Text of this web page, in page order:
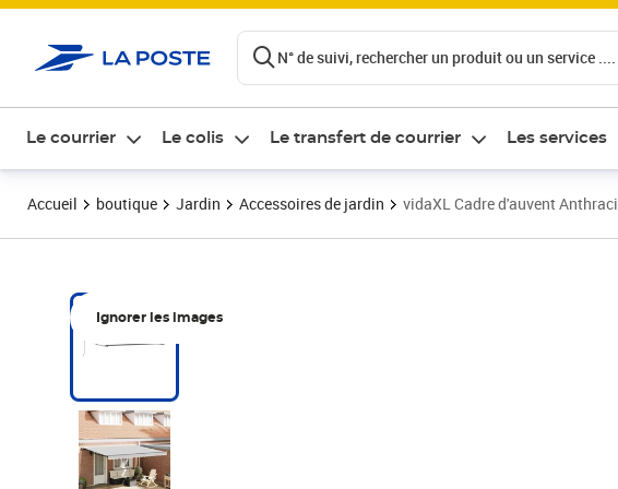
N° de suivi, rechercher un produit ou un service ....
Le courrier Le colis Le transfert de courrier Les services
Accueil boutique Jardin Accessoires de jardin vidaXL Cadre d'auvent
Ignorer les images